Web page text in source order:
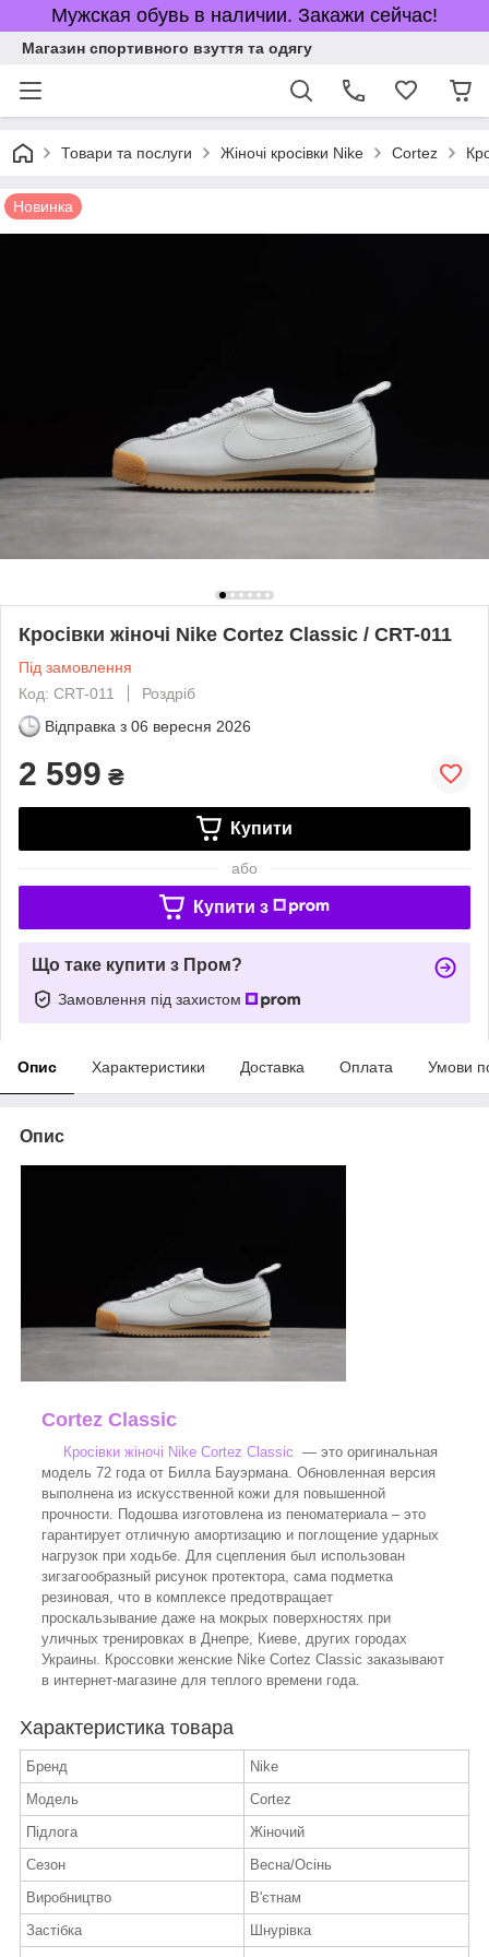
Мужская обувь в наличии. Закажи сейчас!
Магазин спортивного взуття та одягу
Товари та послуги Жіночі кросівки Nike Cortez
Новинка
Кросівки жіночі Nike Cortez Classic / CRT-011
Під замовлення
Код: CRT-011
Роздріб
Відправка з 06 вересня 2026
2 599 ₴
Купити
або
Купити з
Що таке купити з Пром?
Замовлення під захистом
Опис Характеристики Доставка Оплата Умови
Опис
Cortez Classic
Кросівки жіночі Nike Cortez Classic — это оригинальная
модель 72 года от Билла Бауэрмана. Обновленная версия
выполнена из искусственной кожи для повышенной
прочности. Подошва изготовлена из пеноматериала – это
гарантирует отличную амортизацию и поглощение ударных
нагрузок при ходьбе. Для сцепления был использован
зигзагообразный рисунок протектора, сама подметка
резиновая, что в комплексе предотвращает
проскальзывание даже на мокрых поверхностях при
уличных тренировках в Днепре, Киеве, других городах
Украины. Кроссовки женские Nike Cortez Classic заказывают
в интернет-магазине для теплого времени года.
Характеристика товара
Бренд
Nike
Модель
Cortez
Підлога
Жіночий
Сезон
Весна/Осінь
Виробництво
В'єтнам
Застібка
Шнурівка